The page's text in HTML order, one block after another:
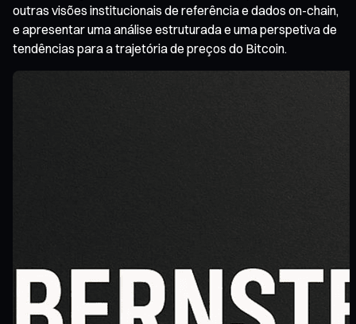
outras visões institucionais de referência e dados on-chain,
e apresentar uma análise estruturada e uma perspetiva de
tendências para a trajetória de preços do Bitcoin.